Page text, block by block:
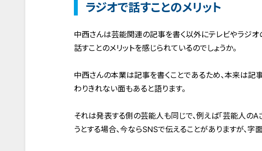
ラジオで話すことのメリット
中西さんは芸能関連の記事を書く以外にテレビやラジオ
話すことのメリットを感じられているのでしょうか。
中西さんの本業は記事を書くことであるため、本来は記
わりきれない面もあると語ります。
それは発表する側の芸能人も同じで、例えば「芸能人の
うとする場合、今ならSNSで伝えることがありますが、